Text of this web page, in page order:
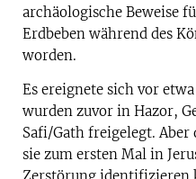
archäologische Beweise
Erdbeben während des
worden.
Es ereignete sich vor
wurden zuvor in Hazor,
Safi/Gath freigelegt. Aber
sie zum ersten Mal in